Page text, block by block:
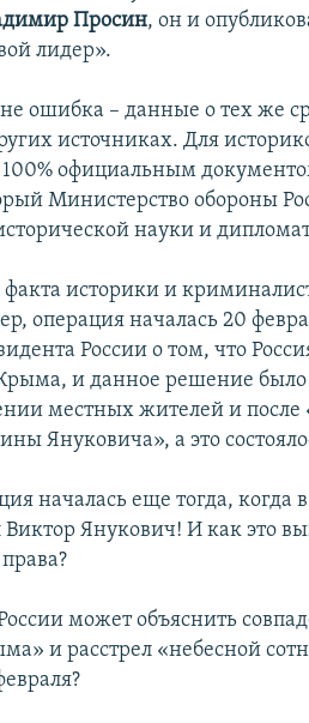
Просин, он и
лидер».
не ошибка – данные о тех же
источниках. Для
100% официальным
Министерство обороны
науки и
факта историки и
операция началась 20
России о том, что
и данное решение было
местных жителей и после
Януковича», а это
началась еще тогда,
Янукович! И как это
может объяснить
и расстрел «небесной